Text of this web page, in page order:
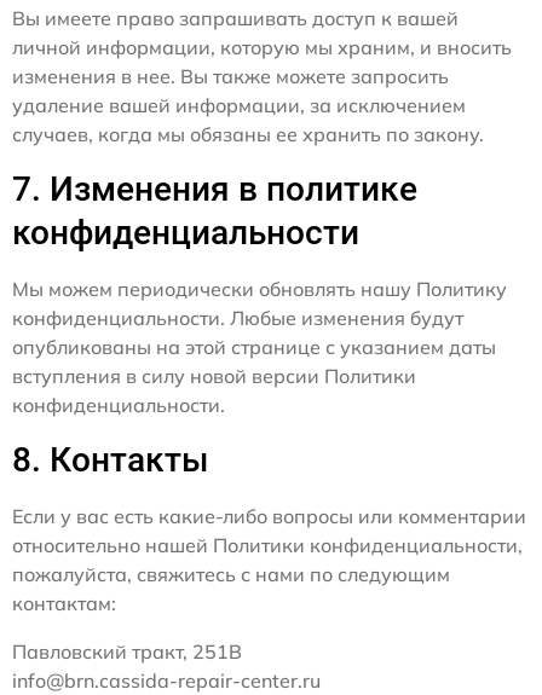
Вы имеете право запрашивать доступ к вашей
личной информации, которую мы храним, и вносить
изменения в нее. Вы также можете запросить
удаление вашей информации, за исключением
случаев, когда мы обязаны ее хранить по закону.
7. Изменения в политике
конфиденциальности
Мы можем периодически обновлять нашу Политику
конфиденциальности. Любые изменения будут
опубликованы на этой странице с указанием даты
вступления в силу новой версии Политики
конфиденциальности.
8. Контакты
Если у вас есть какие-либо вопросы или комментарии
относительно нашей Политики конфиденциальности,
пожалуйста, свяжитесь с нами по следующим
контактам:
Павловский тракт, 251В
info@brn.cassida-repair-center.ru